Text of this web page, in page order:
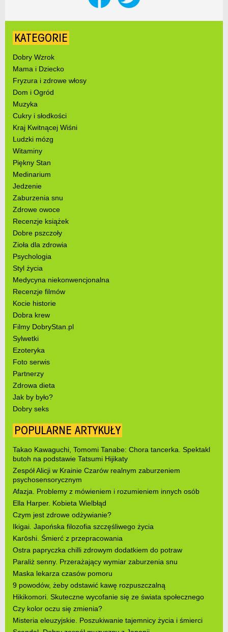
KATEGORIE
Dobry Wzrok
Mama i Dziecko
Fryzura i zdrowe włosy
Dom i Ogród
Muzyka
Cukry i słodkości
Kraj Kwitnącej Wiśni
Ludzki mózg
Witaminy
Piękny Stan
Medinarium
Jedzenie
Zaburzenia snu
Zdrowe owoce
Recenzje książek
Dobre pszczoły
Zioła dla zdrowia
Psychologia
Styl życia
Medycyna niekonwencjonalna
Recenzje filmów
Kocie historie
Dobra krew
Filmy DobryStan.pl
Sylwetki
Ezoteryka
Foto serwis
Partnerzy
Zdrowa dieta
Jak by było?
Dobry seks
POPULARNE ARTYKUŁY
Takao Kawaguchi, Tomomi Tanabe: Chora tancerka. Spektakl
butoh na podstawie Tatsumi Hijikaty
Zespół Alicji w Krainie Czarów realnym zaburzeniem
psychosensorycznym
Afazja. Problemy z mówieniem i rozumieniem innych osób
Ella Harper. Kobieta Wielbłąd
Czym jest zdrowe odżywianie?
Ikigai. Japońska filozofia szczęśliwego życia
Karōshi. Śmierć z przepracowania
Ostra papryczka chilli zdrowym dodatkiem do potraw
Paraliż senny. Przerażający wymiar zaburzenia snu
Maska lekarza czasów pomoru
9 powodów, żeby odstawić kawę rozpuszczalną
Hikikomori. Skuteczne wycofanie się ze świata społecznego
Czy kolor oczu się zmienia?
Misteria eleuzyjskie. Poszukiwanie tajemnicy życia i śmierci